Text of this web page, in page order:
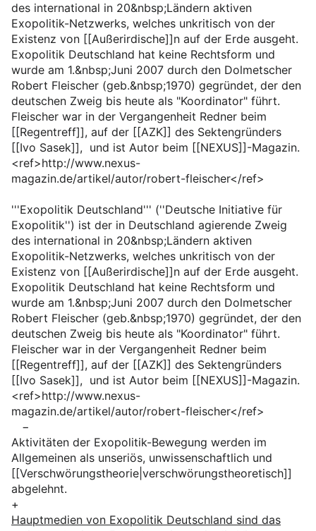
des international in 20&nbsp;Ländern aktiven
Exopolitik-Netzwerks, welches unkritisch von der
Existenz von [[Außerirdische]]n auf der Erde ausgeht.
Exopolitik Deutschland hat keine Rechtsform und
wurde am 1.&nbsp;Juni 2007 durch den Dolmetscher
Robert Fleischer (geb.&nbsp;1970) gegründet, der den
deutschen Zweig bis heute als "Koordinator" führt.
Fleischer war in der Vergangenheit Redner beim
[[Regentreff]], auf der [[AZK]] des Sektengründers
[[Ivo Sasek]], und ist Autor beim [[NEXUS]]-Magazin.
<ref>http://www.nexus-
magazin.de/artikel/autor/robert-fleischer</ref>
'''Exopolitik Deutschland''' (''Deutsche Initiative für
Exopolitik'') ist der in Deutschland agierende Zweig
des international in 20&nbsp;Ländern aktiven
Exopolitik-Netzwerks, welches unkritisch von der
Existenz von [[Außerirdische]]n auf der Erde ausgeht.
Exopolitik Deutschland hat keine Rechtsform und
wurde am 1.&nbsp;Juni 2007 durch den Dolmetscher
Robert Fleischer (geb.&nbsp;1970) gegründet, der den
deutschen Zweig bis heute als "Koordinator" führt.
Fleischer war in der Vergangenheit Redner beim
[[Regentreff]], auf der [[AZK]] des Sektengründers
[[Ivo Sasek]], und ist Autor beim [[NEXUS]]-Magazin.
<ref>http://www.nexus-
magazin.de/artikel/autor/robert-fleischer</ref>
−
Aktivitäten der Exopolitik-Bewegung werden im
Allgemeinen als unseriös, unwissenschaftlich und
[[Verschwörungstheorie|verschwörungstheoretisch]]
abgelehnt.
+
Hauptmedien von Exopolitik Deutschland sind das